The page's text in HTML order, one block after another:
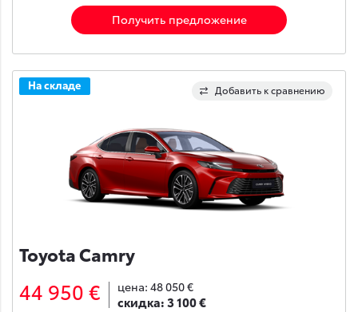
Получить предложение
Добавить к сравнению
На складе
Toyota Camry
44 950 € цена: 48 050 €
скидка:3 100 €